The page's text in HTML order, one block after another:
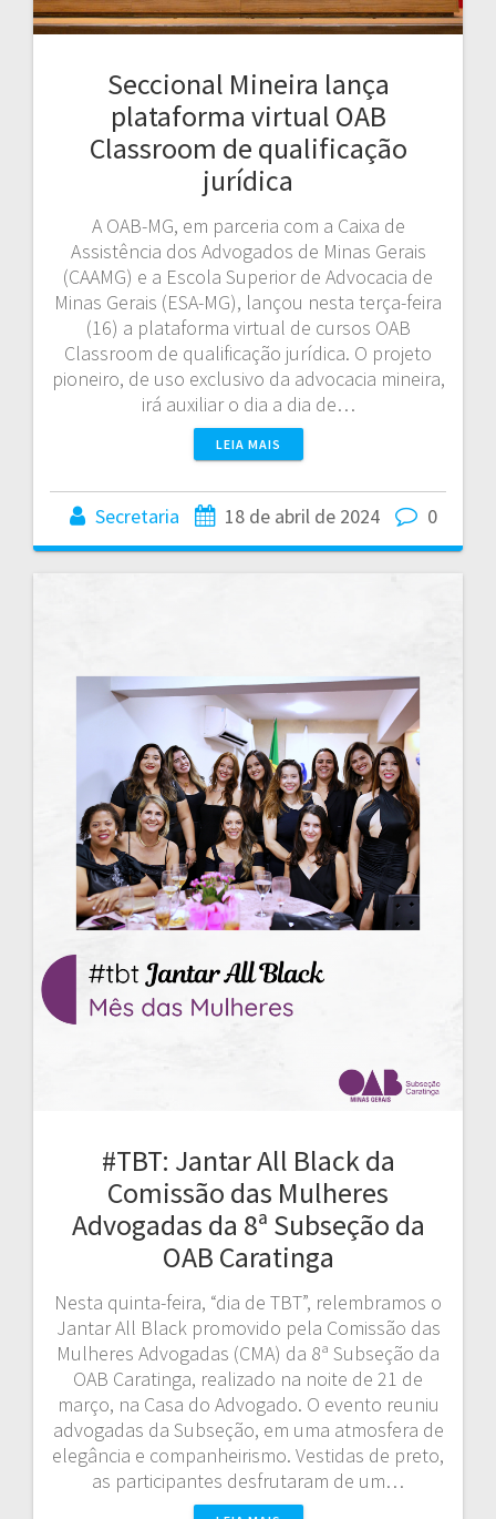
Seccional Mineira lança
plataforma virtual OAB
Classroom de qualificação
jurídica
A OAB-MG, em parceria com a Caixa de
Assistência dos Advogados de Minas Gerais
(CAAMG) e a Escola Superior de Advocacia de
Minas Gerais (ESA-MG), lançou nesta terça-feira
(16) a plataforma virtual de cursos OAB
Classroom de qualificação jurídica. O projeto
pioneiro, de uso exclusivo da advocacia mineira,
irá auxiliar o dia a dia de…
LEIA MAIS
Secretaria 18 de abril de 2024 0
#TBT: Jantar All Black da
Comissão das Mulheres
Advogadas da 8ª Subseção da
OAB Caratinga
Nesta quinta-feira, “dia de TBT”, relembramos o
Jantar All Black promovido pela Comissão das
Mulheres Advogadas (CMA) da 8ª Subseção da
OAB Caratinga, realizado na noite de 21 de
março, na Casa do Advogado. O evento reuniu
advogadas da Subseção, em uma atmosfera de
elegância e companheirismo. Vestidas de preto,
as participantes desfrutaram de um…